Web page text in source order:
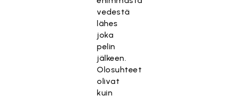
vedestä
lähes
joka
pelin
jälkeen.
Olosuhteet
olivat
kuin